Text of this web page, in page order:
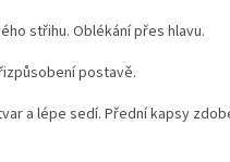
střihu. Oblékání přes hlavu.
postavě.
a lépe sedí. Přední kapsy